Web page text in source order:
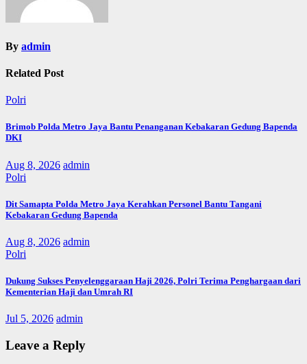
By admin
Related Post
Polri
Brimob Polda Metro Jaya Bantu Penanganan Kebakaran Gedung Bapenda
DKI
Aug 8, 2026 admin
Polri
Dit Samapta Polda Metro Jaya Kerahkan Personel Bantu Tangani
Kebakaran Gedung Bapenda
Aug 8, 2026 admin
Polri
Dukung Sukses Penyelenggaraan Haji 2026, Polri Terima Penghargaan dari
Kementerian Haji dan Umrah RI
Jul 5, 2026 admin
Leave a Reply